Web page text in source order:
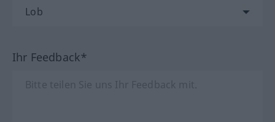
Ihr Feedback*